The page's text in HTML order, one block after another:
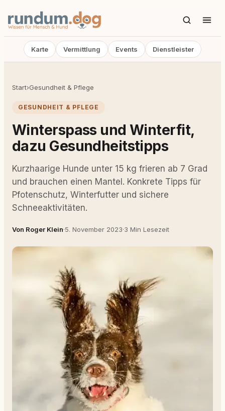
Karte Vermittlung Events Dienstleister
Start›Gesundheit & Pflege
GESUNDHEIT & PFLEGE
Winterspass und Winterfit,
dazu Gesundheitstipps
Kurzhaarige Hunde unter 15 kg frieren ab 7 Grad
und brauchen einen Mantel. Konkrete Tipps für
Pfotenschutz, Winterfutter und sichere
Schneeaktivitäten.
Von Roger Klein·5. November 2023·3 Min Lesezeit